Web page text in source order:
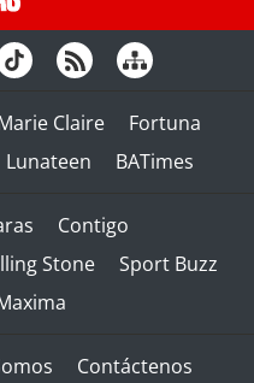
Claire
Fortuna
Lunateen BATimes
Contigo
Stone
Sport Buzz
Contáctenos